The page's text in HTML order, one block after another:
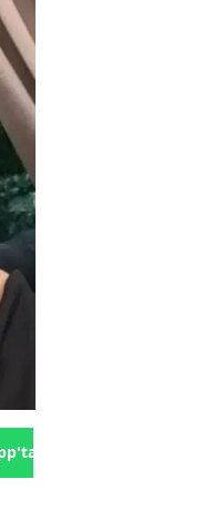
Gönder